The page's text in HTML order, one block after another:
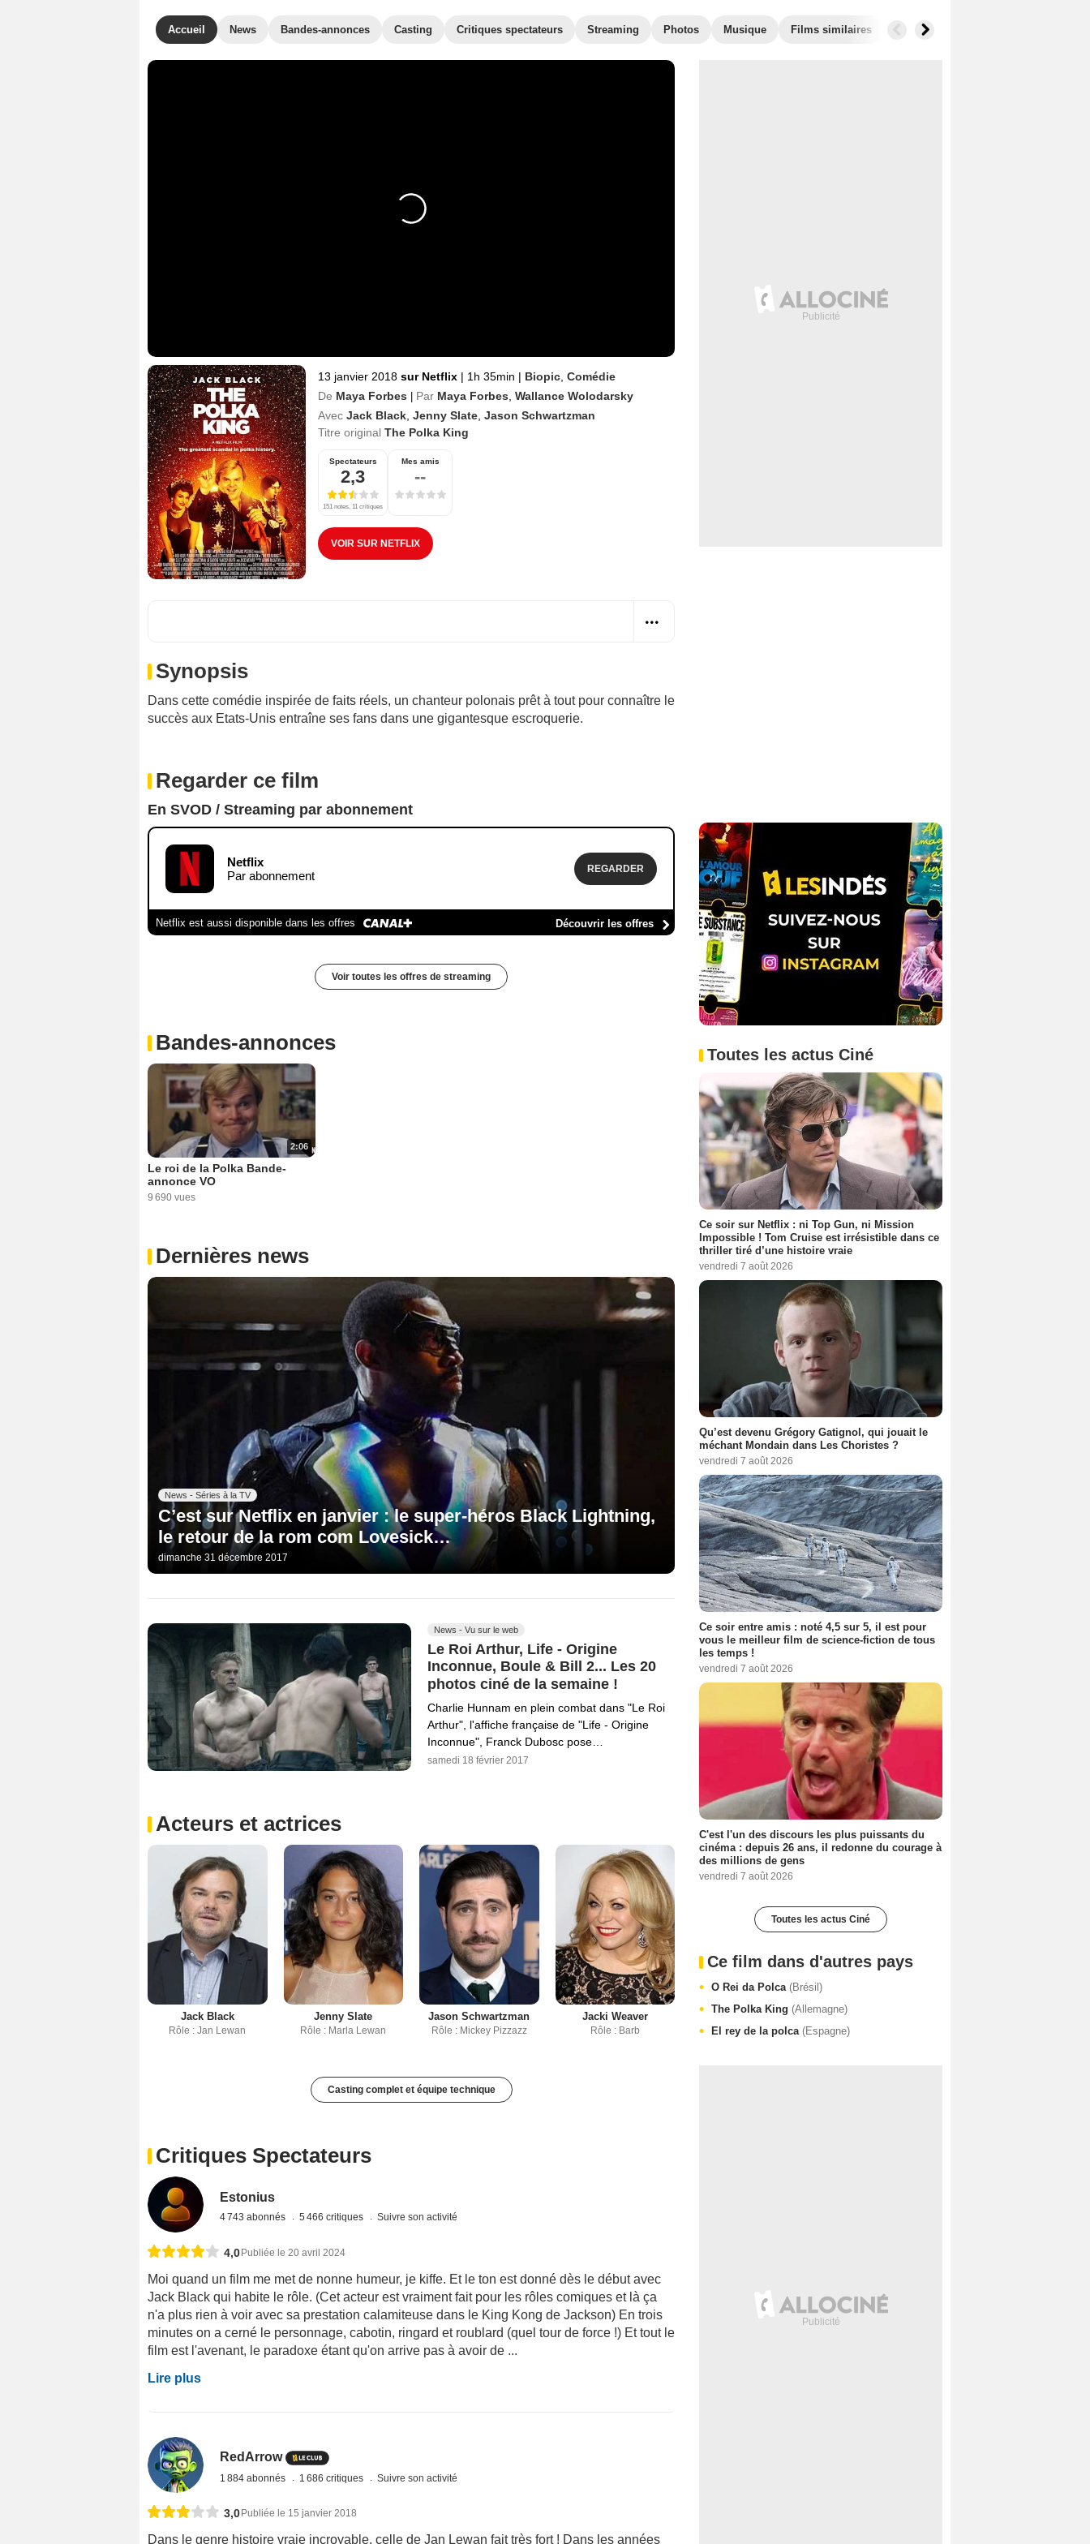
Accueil News Bandes-annonces Casting Critiques spectateurs Streaming Photos Musique Films similaires
13 janvier 2018 sur Netflix | 1h 35min | Biopic Comédie
De Maya Forbes | Par Maya Forbes Wallance Wolodarsky
Avec Jack Black Jenny Slate Jason Schwartzman
Titre original The Polka King
Spectateurs
2,3
151 notes, 11 critiques
Mes amis
--
VOIR SUR NETFLIX
Synopsis
Dans cette comédie inspirée de faits réels, un chanteur polonais prêt à tout pour connaître le
succès aux Etats-Unis entraîne ses fans dans une gigantesque escroquerie.
Regarder ce film
En SVOD / Streaming par abonnement
Netflix
Par abonnement
REGARDER
Netflix est aussi disponible dans les offres Découvrir les offres
Voir toutes les offres de streaming
Bandes-annonces
2:06
Le roi de la Polka Bande-
annonce VO
9 690 vues
Dernières news
News - Séries à la TV
C’est sur Netflix en janvier : le super-héros Black Lightning,
le retour de la rom com Lovesick…
dimanche 31 décembre 2017
News - Vu sur le web
Le Roi Arthur, Life - Origine
Inconnue, Boule & Bill 2... Les 20
photos ciné de la semaine !
Charlie Hunnam en plein combat dans "Le Roi
Arthur", l'affiche française de "Life - Origine
Inconnue", Franck Dubosc pose…
samedi 18 février 2017
Acteurs et actrices
Jack Black
Rôle : Jan Lewan
Jenny Slate
Rôle : Marla Lewan
Jason Schwartzman
Rôle : Mickey Pizzazz
Jacki Weaver
Rôle : Barb
Casting complet et équipe technique
Critiques Spectateurs
Estonius
4 743 abonnés 5 466 critiques Suivre son activité
4,0 Publiée le 20 avril 2024
Moi quand un film me met de nonne humeur, je kiffe. Et le ton est donné dès le début avec
Jack Black qui habite le rôle. (Cet acteur est vraiment fait pour les rôles comiques et là ça
n'a plus rien à voir avec sa prestation calamiteuse dans le King Kong de Jackson) En trois
minutes on a cerné le personnage, cabotin, ringard et roublard (quel tour de force !) Et tout le
film est l'avenant, le paradoxe étant qu'on arrive pas à avoir de ...
Lire plus
RedArrow
1 884 abonnés 1 686 critiques Suivre son activité
3,0 Publiée le 15 janvier 2018
Dans le genre histoire vraie incroyable, celle de Jan Lewan fait très fort ! Dans les années
Toutes les actus Ciné
Ce soir sur Netflix : ni Top Gun, ni Mission
Impossible ! Tom Cruise est irrésistible dans ce
thriller tiré d’une histoire vraie
vendredi 7 août 2026
Qu’est devenu Grégory Gatignol, qui jouait le
méchant Mondain dans Les Choristes ?
vendredi 7 août 2026
Ce soir entre amis : noté 4,5 sur 5, il est pour
vous le meilleur film de science-fiction de tous
les temps !
vendredi 7 août 2026
C'est l'un des discours les plus puissants du
cinéma : depuis 26 ans, il redonne du courage à
des millions de gens
vendredi 7 août 2026
Toutes les actus Ciné
Ce film dans d'autres pays
O Rei da Polca (Brésil)
The Polka King (Allemagne)
El rey de la polca (Espagne)